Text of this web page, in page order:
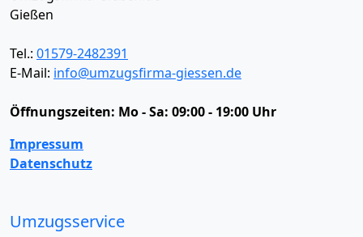
Gießen
Tel.: 01579-2482391
E-Mail: info@umzugsfirma-giessen.de
Öffnungszeiten: Mo - Sa: 09:00 - 19:00 Uhr
Impressum
Datenschutz
Umzugsservice